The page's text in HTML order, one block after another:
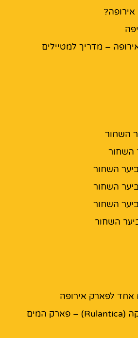
– מדריך למטיילים
השחור
השחור
השחור
אחד לפארק אירופה
כרטיסים לרולנטיקה (Rulantica) – פארק המים